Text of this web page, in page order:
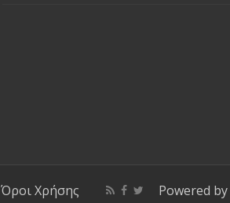
Powered by
Όροι Χρήσης